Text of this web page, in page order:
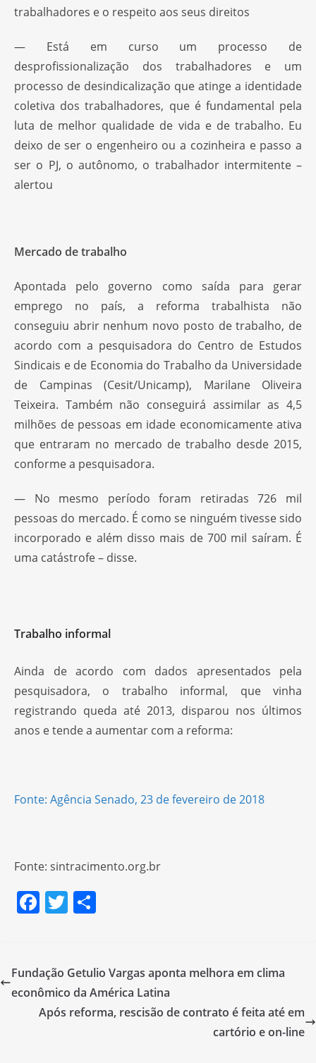
trabalhadores e o respeito aos seus direitos
— Está em curso um processo de
desprofissionalização dos trabalhadores e um
processo de desindicalização que atinge a identidade
coletiva dos trabalhadores, que é fundamental pela
luta de melhor qualidade de vida e de trabalho. Eu
deixo de ser o engenheiro ou a cozinheira e passo a
ser o PJ, o autônomo, o trabalhador intermitente –
alertou
Mercado de trabalho
Apontada pelo governo como saída para gerar
emprego no país, a reforma trabalhista não
conseguiu abrir nenhum novo posto de trabalho, de
acordo com a pesquisadora do Centro de Estudos
Sindicais e de Economia do Trabalho da Universidade
de Campinas (Cesit/Unicamp), Marilane Oliveira
Teixeira. Também não conseguirá assimilar as 4,5
milhões de pessoas em idade economicamente ativa
que entraram no mercado de trabalho desde 2015,
conforme a pesquisadora.
— No mesmo período foram retiradas 726 mil
pessoas do mercado. É como se ninguém tivesse sido
incorporado e além disso mais de 700 mil saíram. É
uma catástrofe – disse.
Trabalho informal
Ainda de acordo com dados apresentados pela
pesquisadora, o trabalho informal, que vinha
registrando queda até 2013, disparou nos últimos
anos e tende a aumentar com a reforma:
Fonte: Agência Senado, 23 de fevereiro de 2018
Fonte: sintracimento.org.br
F
e
b
o
T
er e
Fundação Getulio Vargas aponta melhora em clima
econômico da América Latina
Após reforma, rescisão de contrato é feita até em
cartório e on-line